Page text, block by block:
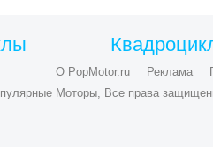
О PopMotor.ru Реклама
Моторы, Все права